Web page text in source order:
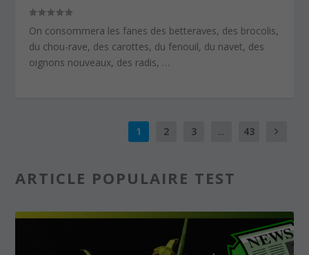
On consommera les fanes des betteraves, des brocolis,
du chou-rave, des carottes, du fenouil, du navet, des
oignons nouveaux, des radis, …
1 2 3 ... 43
ARTICLE POPULAIRE TEST